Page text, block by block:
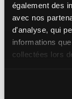
également des
avec nos
d'analyse, qui
informations
collectées lors